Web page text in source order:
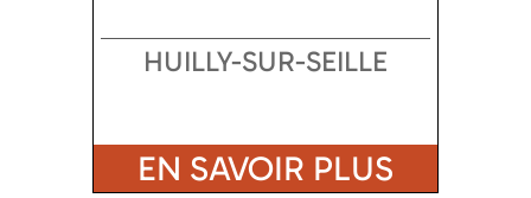
HUILLY-SUR-SEILLE
EN SAVOIR PLUS